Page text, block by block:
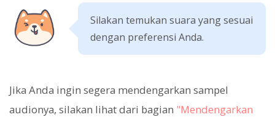
Silakan temukan suara yang sesuai
dengan preferensi Anda.
Jika Anda ingin segera mendengarkan sampel
audionya, silakan lihat dari bagian "Mendengarkan